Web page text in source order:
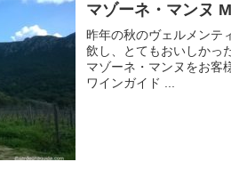
マゾーネ・マンヌ
昨年の秋のヴェルメンテ
飲し、とてもおいしかっ
マゾーネ・マンヌをお客
ワインガイド ...